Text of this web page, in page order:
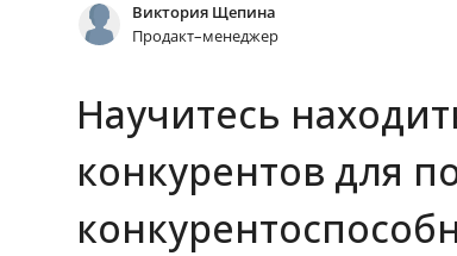
Виктория Щепина
Продакт–менеджер
Научитесь
конкурентов для